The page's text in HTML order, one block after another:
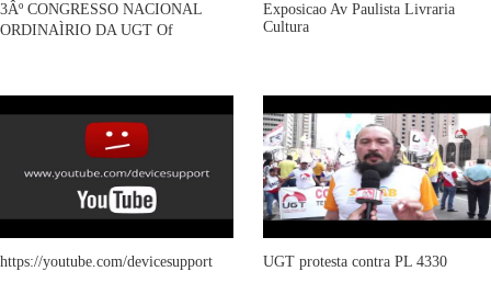
3Âº CONGRESSO NACIONAL
ORDINAÌRIO DA UGT Of
Exposicao Av Paulista Livraria
Cultura
https://youtube.com/devicesupport UGT protesta contra PL 4330